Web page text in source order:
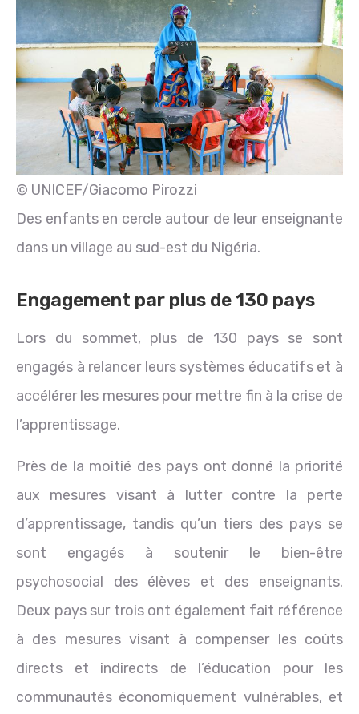
© UNICEF/Giacomo Pirozzi
Des enfants en cercle autour de leur enseignante
dans un village au sud-est du Nigéria.
Engagement par plus de 130 pays
Lors du sommet, plus de 130 pays se sont
engagés à relancer leurs systèmes éducatifs et à
accélérer les mesures pour mettre fin à la crise de
l’apprentissage.
Près de la moitié des pays ont donné la priorité
aux mesures visant à lutter contre la perte
d’apprentissage, tandis qu’un tiers des pays se
sont engagés à soutenir le bien-être
psychosocial des élèves et des enseignants.
Deux pays sur trois ont également fait référence
à des mesures visant à compenser les coûts
directs et indirects de l’éducation pour les
communautés économiquement vulnérables, et